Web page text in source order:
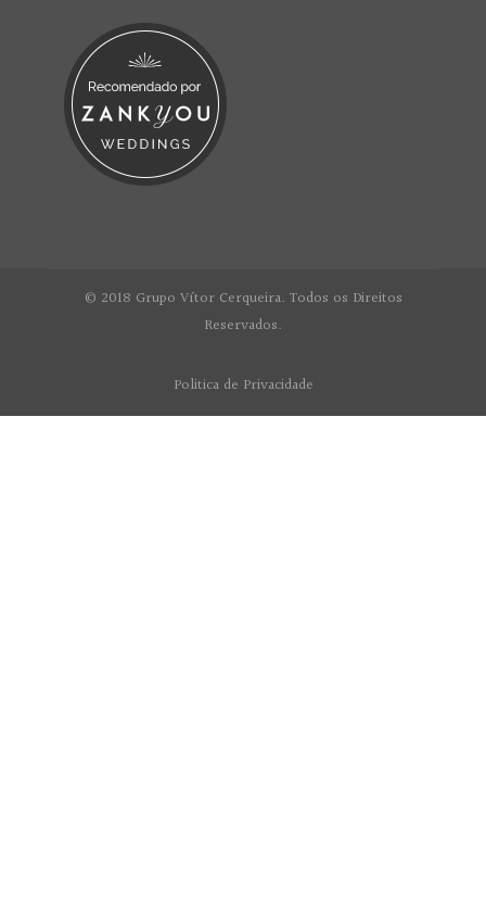
© 2018 Grupo Vítor Cerqueira. Todos os Direitos
Reservados.
Politica de Privacidade